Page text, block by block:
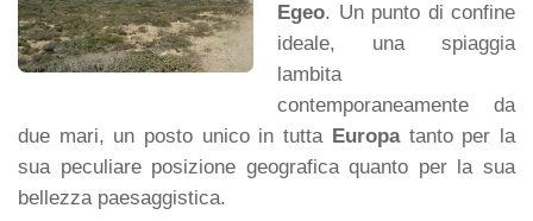
Egeo. Un punto di confine
ideale, una spiaggia
lambita
contemporaneamente da
due mari, un posto unico in tutta Europatanto per la
sua peculiare posizione geografica quanto per la sua
bellezza paesaggistica.